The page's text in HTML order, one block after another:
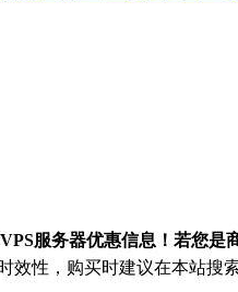
服务器优惠信息！若您是
效性，购买时建议在本站搜